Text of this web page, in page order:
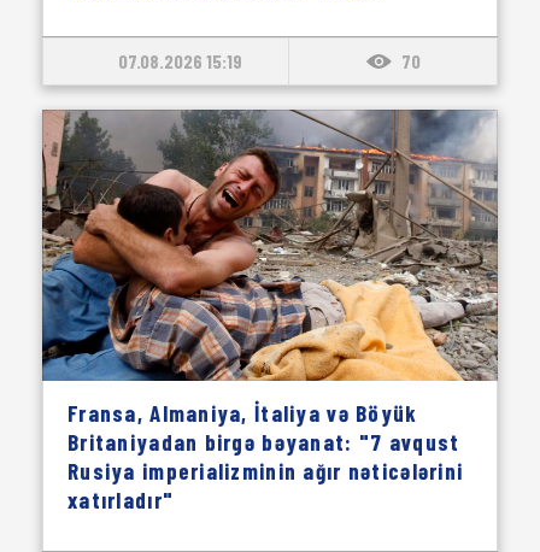
07.08.2026 15:19 70
Fransa, Almaniya, İtaliya və Böyük
Britaniyadan birgə bəyanat: "7 avqust
Rusiya imperializminin ağır nəticələrini
xatırladır"